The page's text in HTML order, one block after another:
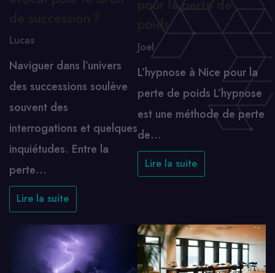
Lucas
Naviguer dans l’univers
des successions soulève
souvent des
interrogations et quelques
inquiétudes. Entre la
perte…
Lire la suite
pour la perte de
poids
Joel
L’hypnose à Nice pour la
perte de poids L’hypnose
est une méthode de perte
de…
Lire la suite